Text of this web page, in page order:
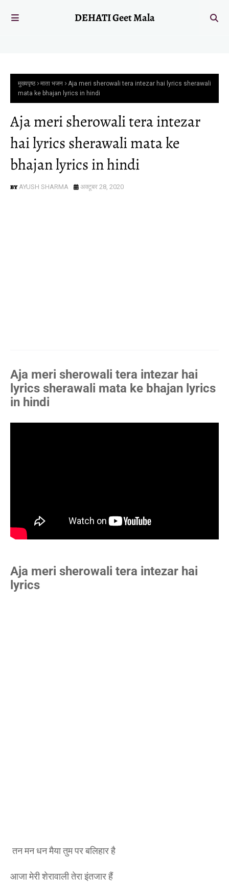
DEHATI Geet Mala
मुख्यपृष्ठ माता भजन
Aja meri sherowali tera intezar hai lyrics sherawali
mata ke bhajan lyrics in hindi
Aja meri sherowali tera intezar
hai lyrics sherawali mata ke
bhajan lyrics in hindi
AYUSH SHARMA अक्टूबर 28, 2020
Aja meri sherowali tera intezar hai
lyrics sherawali mata ke bhajan lyrics
in hindi
Aja meri sherowali tera intezar hai
lyrics
तन मन धन मैया तुम पर बलिहार है
आजा मेरी शेरावाली तेरा इंतजार हैं